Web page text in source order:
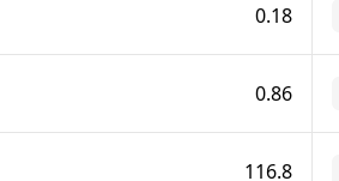
0.18
0.86
116.8